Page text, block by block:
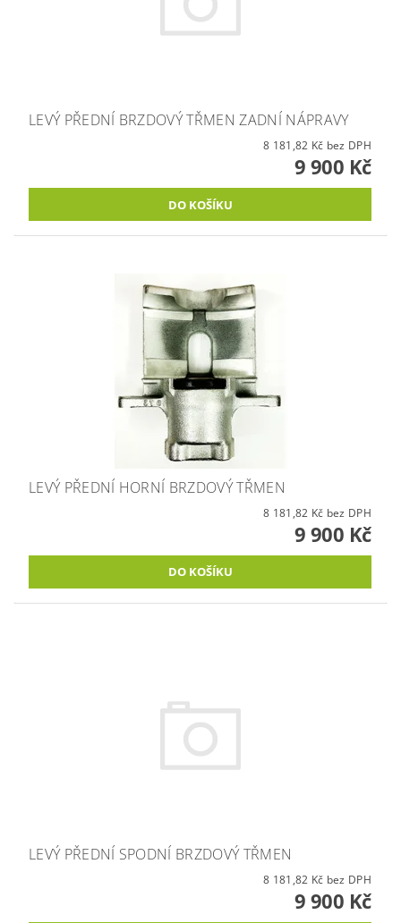
LEVÝ PŘEDNÍ BRZDOVÝ TŘMEN ZADNÍ NÁPRAVY
8 181,82 Kč bez DPH
9 900 Kč
LEVÝ PŘEDNÍ HORNÍ BRZDOVÝ TŘMEN
8 181,82 Kč bez DPH
9 900 Kč
LEVÝ PŘEDNÍ SPODNÍ BRZDOVÝ TŘMEN
8 181,82 Kč bez DPH
9 900 Kč